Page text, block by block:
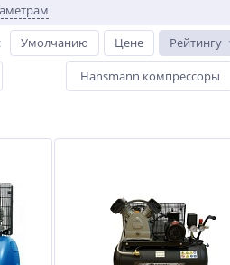
: Умолчанию Цене Рейтингу
Hansmann компрессоры